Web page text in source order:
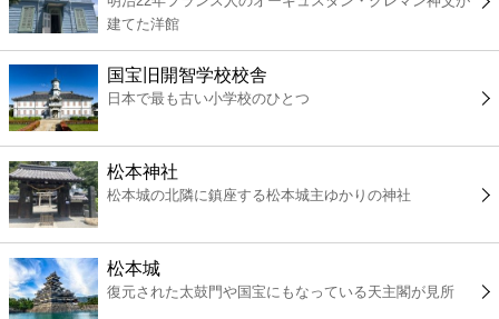
コンビニ
薬局
スーパー
エンタメ
レジャー
書店
建てた洋館
国宝旧開智学校校舎
日本で最も古い小学校のひとつ
松本神社
松本城の北隣に鎮座する松本城主ゆかりの神社
松本城
復元された太鼓門や国宝にもなっている天主閣が見所